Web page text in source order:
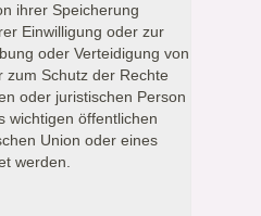
ihrer Speicherung
Einwilligung oder zur
oder Verteidigung von
zum Schutz der Rechte
oder juristischen Person
wichtigen öffentlichen
Union oder eines
werden.